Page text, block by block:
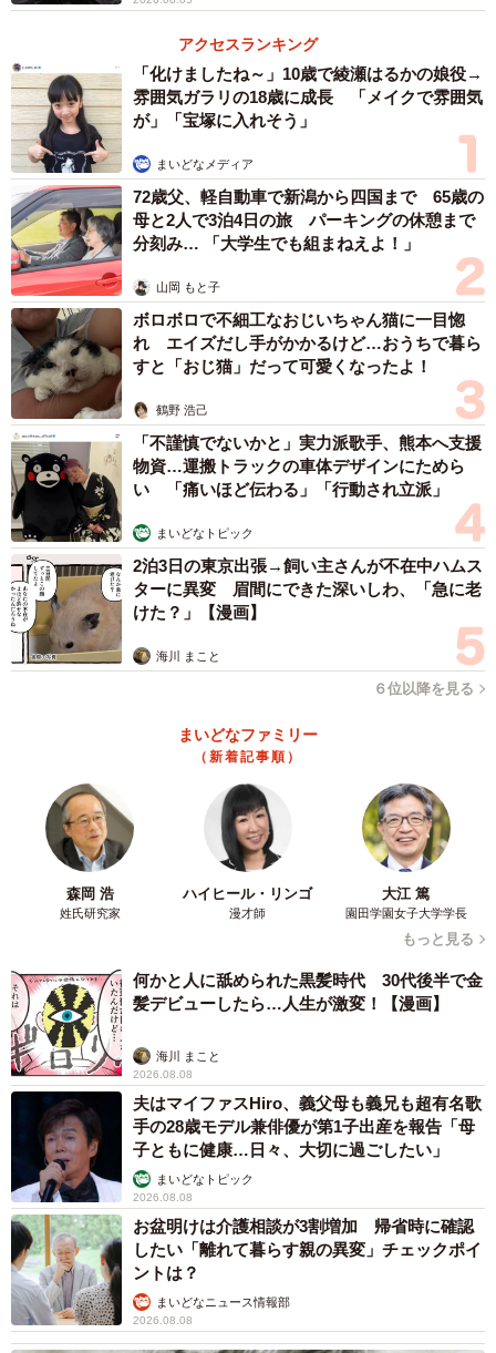
付き合い始めて3カ月程経った時、妻の母から1本の電話
が…。「お付き合いしている人いるんでしょ？ どんな人
なの？」という問いかけに対し妻が正直に答えると、「仕
事でも助けあえるように、相手は医療関係の人のほうがい
いんじゃない？」と交際を反対されてしまったという。そ
し、「交際をよく思われていない…」と落ち込んだそうで
でも、「頑張るしかない！」と奮起した夫は義父母に認
めてもらうため、マニュアル本には頼らない涙ぐましい努
力をここからスタート。「茶道教室」「フルマラソン挑
戦」「大学進学」などとてつもない自分磨きを経て、つい
アクセスランキング
「化けましたね～」10歳で綾瀬はるかの娘役→
雰囲気ガラリの18歳に成長 「メイクで雰囲気
が」「宝塚に入れそう」
まいどなメディア
72歳父、軽自動車で新潟から四国まで 65歳の
母と2人で3泊4日の旅 パーキングの休憩まで
分刻み… 「大学生でも組まねえよ！」
山岡 もと子
ボロボロで不細工なおじいちゃん猫に一目惚
れ エイズだし手がかかるけど…おうちで暮ら
すと「おじ猫」だって可愛くなったよ！
鶴野 浩己
「不謹慎でないかと」実力派歌手、熊本へ支援
物資…運搬トラックの車体デザインにためら
い 「痛いほど伝わる」「行動され立派」
まいどなトピック
2泊3日の東京出張→飼い主さんが不在中ハムス
ターに異変 眉間にできた深いしわ、「急に老
けた？」【漫画】
海川 まこと
６位以降を見る
まいどなファミリー
（新着記事順）
森岡 浩
姓氏研究家
ハイヒール・リンゴ
漫才師
大江 篤
園田学園女子大学学長
もっと見る
何かと人に舐められた黒髪時代 30代後半で金
髪デビューしたら…人生が激変！【漫画】
海川 まこと
2026.08.08
夫はマイファスHiro、義父母も義兄も超有名歌
手の28歳モデル兼俳優が第1子出産を報告「母
子ともに健康…日々、大切に過ごしたい」
まいどなトピック
2026.08.08
お盆明けは介護相談が3割増加 帰省時に確認
したい「離れて暮らす親の異変」チェックポイ
ントは？
まいどなニュース情報部
2026.08.08